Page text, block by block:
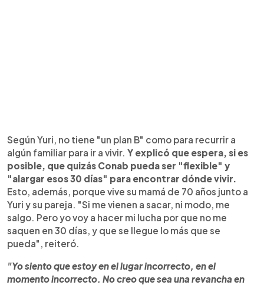
Según Yuri, no tiene "un plan B" como para recurrir a
algún familiar para ir a vivir. Y explicó que espera, si es
posible, que quizás Conab pueda ser "flexible" y
"alargar esos 30 días" para encontrar dónde vivir.
Esto, además, porque vive su mamá de 70 años junto a
Yuri y su pareja. "Si me vienen a sacar, ni modo, me
salgo. Pero yo voy a hacer mi lucha por que no me
saquen en 30 días, y que se llegue lo más que se
pueda", reiteró.
"Yo siento que estoy en el lugar incorrecto, en el
momento incorrecto. No creo que sea una revancha en